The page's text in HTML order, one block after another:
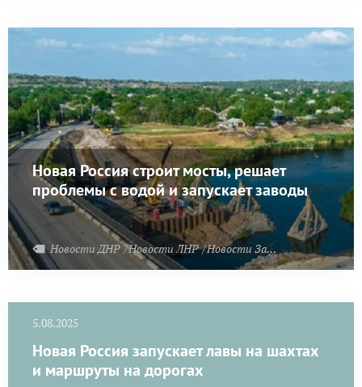
Новая Россия строит мосты, решает
проблемы с водой и запускает заводы
Новости ДНР Новости ЛНР Новости Запорожья
5.08.2025
Новая Россия запускает лавы на шахтах
и маршруты на дорогах